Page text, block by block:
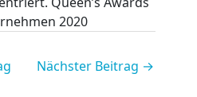
2020
Nächster Beitrag →